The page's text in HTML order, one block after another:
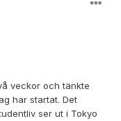
veckor och tänkte
har startat. Det
ser ut i Tokyo